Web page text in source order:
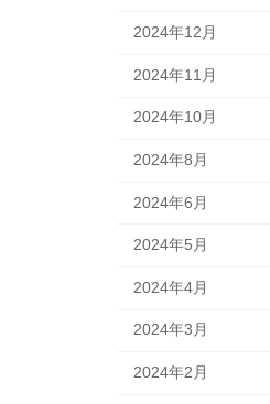
2024年12月
2024年11月
2024年10月
2024年8月
2024年6月
2024年5月
2024年4月
2024年3月
2024年2月